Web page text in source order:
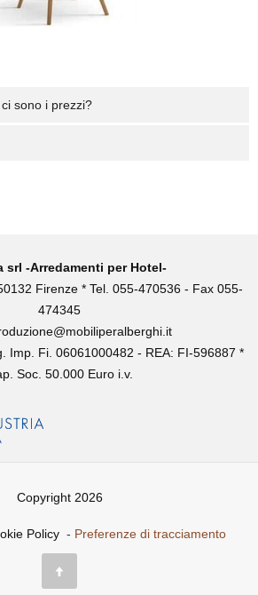
sono i prezzi?
srl -Arredamenti per Hotel-
Firenze * Tel. 055-470536 - Fax 055-
474345
Imp. Fi. 06061000482 - REA: FI-596887 *
Soc. 50.000 Euro i.v.
Copyright 2026
Policy - Preferenze di tracciamento